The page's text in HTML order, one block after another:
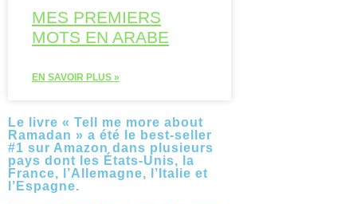
MES PREMIERS
MOTS EN ARABE
EN SAVOIR PLUS »
Le livre « Tell me more about
Ramadan » a été le best-seller
#1 sur Amazon dans plusieurs
pays dont les États-Unis, la
France, l’Allemagne, l’Italie et
l’Espagne.